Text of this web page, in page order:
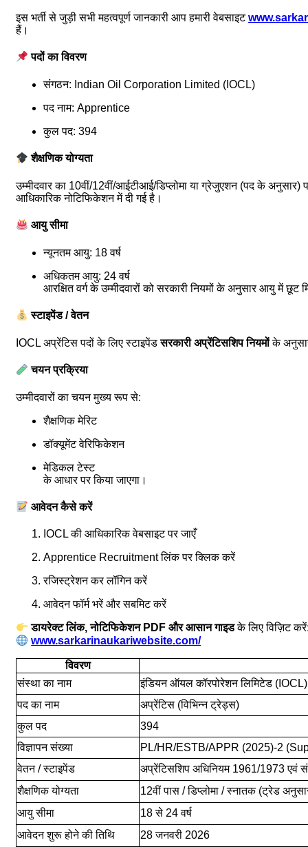
इस भर्ती से जुड़ी सभी महत्वपूर्ण जानकारी आप हमारी वेबसाइट
हैं।
पदों का विवरण
संगठन: Indian Oil Corporation Limited (IOCL)
पद नाम: Apprentice
कुल पद: 394
शैक्षणिक योग्यता
उम्मीदवार का 10वीं/12वीं/आईटीआई/डिप्लोमा या ग्रेजुएशन (पद के अनुसार)
आधिकारिक नोटिफिकेशन में दी गई है।
आयु सीमा
न्यूनतम आयु: 18 वर्ष
अधिकतम आयु: 24 वर्ष
आरक्षित वर्ग के उम्मीदवारों को सरकारी नियमों के अनुसार आयु में छूट
स्टाइपेंड / वेतन
IOCL अप्रेंटिस पदों के लिए स्टाइपेंडसरकारी अप्रेंटिसशिप नियमोंके अनुसार
चयन प्रक्रिया
उम्मीदवारों का चयन मुख्य रूप से:
शैक्षणिक मेरिट
डॉक्यूमेंट वेरिफिकेशन
मेडिकल टेस्ट
के आधार पर किया जाएगा।
आवेदन कैसे करें
IOCL की आधिकारिक वेबसाइट पर जाएँ
Apprentice Recruitment लिंक पर क्लिक करें
रजिस्ट्रेशन कर लॉगिन करें
आवेदन फॉर्म भरें और सबमिट करें
डायरेक्ट लिंक, नोटिफिकेशन PDF और आसान गाइडके लिए विज़िट
www.sarkarinaukariwebsite.com/
विवरण
संस्था का नाम
इंडियन ऑयल कॉरपोरेशन लिमिटेड (IOCL)
पद का नाम
अप्रेंटिस (विभिन्न ट्रेड्स)
कुल पद
394
विज्ञापन संख्या
PL/HR/ESTB/APPR (2025)-2
वेतन / स्टाइपेंड
अप्रेंटिसशिप अधिनियम 1961/1973 एवं
शैक्षणिक योग्यता
12वीं पास / डिप्लोमा / स्नातक (ट्रेड
आयु सीमा
18 से 24 वर्ष
आवेदन शुरू होने की तिथि
28 जनवरी 2026